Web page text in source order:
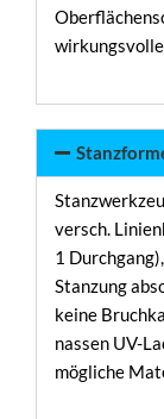
versch.
1 Durchgang),
Stanzung
keine
nassen UV-
mögliche